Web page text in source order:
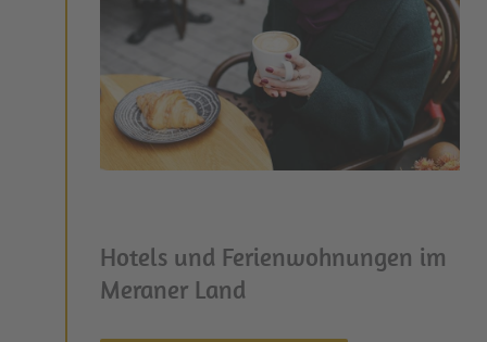
Hotels und Ferienwohnungen im
Meraner Land